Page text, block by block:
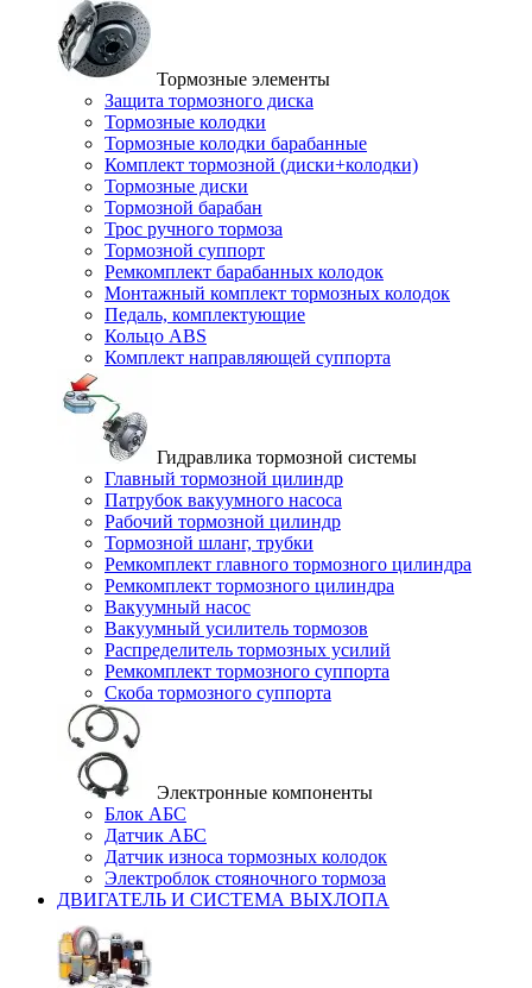
Тормозные элементы
Защита тормозного диска
Тормозные колодки
Тормозные колодки барабанные
Комплект тормозной (диски+колодки)
Тормозные диски
Тормозной барабан
Трос ручного тормоза
Тормозной суппорт
Ремкомплект барабанных колодок
Монтажный комплект тормозных колодок
Педаль, комплектующие
Кольцо ABS
Комплект направляющей суппорта
Гидравлика тормозной системы
Главный тормозной цилиндр
Патрубок вакуумного насоса
Рабочий тормозной цилиндр
Тормозной шланг, трубки
Ремкомплект главного тормозного цилиндра
Ремкомплект тормозного цилиндра
Вакуумный насос
Вакуумный усилитель тормозов
Распределитель тормозных усилий
Ремкомплект тормозного суппорта
Скоба тормозного суппорта
Электронные компоненты
Блок АБС
Датчик АБС
Датчик износа тормозных колодок
Электроблок стояночного тормоза
ДВИГАТЕЛЬ И СИСТЕМА ВЫХЛОПА